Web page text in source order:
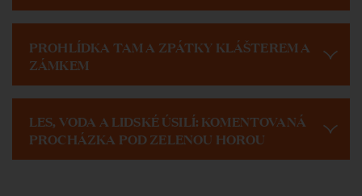
PROHLÍDKA TAM A ZPÁTKY KLÁŠTEREM A
ZÁMKEM
LES, VODA A LIDSKÉ ÚSILÍ: KOMENTOVANÁ
PROCHÁZKA POD ZELENOU HOROU